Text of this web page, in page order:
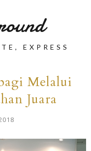
EXPRESS
Melalui
Juara